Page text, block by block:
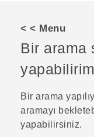
VIVERSE
DESTEK
< < Menu
Bir arama
Bir arama
aramayı
yapabilirsiniz.